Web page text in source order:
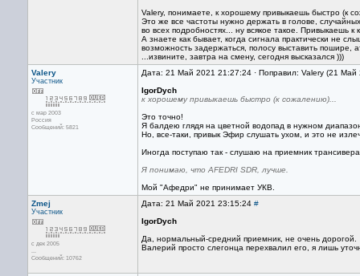
Valery, понимаете, к хорошему привыкаешь быстро (к
Это же все частоты нужно держать в голове,
во всех подробностях... ну всякое такое. Привыкаешь к
А знаете как бывает, когда сигнала практически не
возможность задержаться, полосу выставить пошире,
...извините, завтра на смену, сегодня высказался )))
Valery
Участник
с мар 2003
Россия
Сообщений: 5821
Дата: 21 Май 2021 21:27:24 · Поправил: Valery (21
IgorDych
к хорошему привыкаешь быстро (к сожалению)...
Это точно!
Я балдею глядя на цветной водопад в нужном
Но, все-таки, привык Эфир слушать ухом, и это не
Иногда поступаю так - слушаю на приемник
Я понимаю, что AFEDRI SDR, лучше.
Мой "Афедри" не принимает УКВ.
Zmej
Участник
с дек 2005
...
Сообщений: 10762
Дата: 21 Май 2021 23:15:24 #
IgorDych
Да, нормальный-средний приемник, не очень дорогой.
Валерий просто слегонца перехвалил его, я лишь